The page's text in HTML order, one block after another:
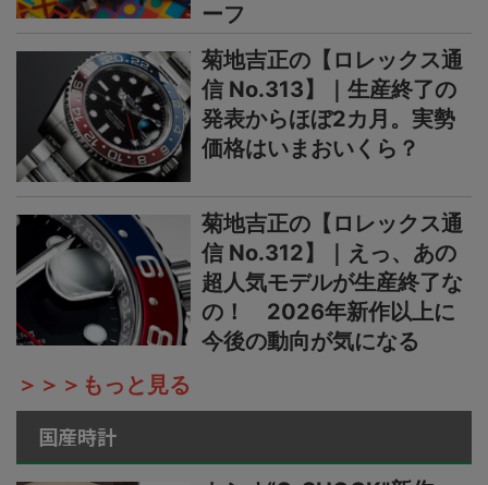
ーフ
菊地吉正の【ロレックス通
信 No.313】｜生産終了の
発表からほぼ2カ月。実勢
価格はいまおいくら？
菊地吉正の【ロレックス通
信 No.312】｜えっ、あの
超人気モデルが生産終了な
の！ 2026年新作以上に
今後の動向が気になる
＞＞＞もっと見る
国産時計